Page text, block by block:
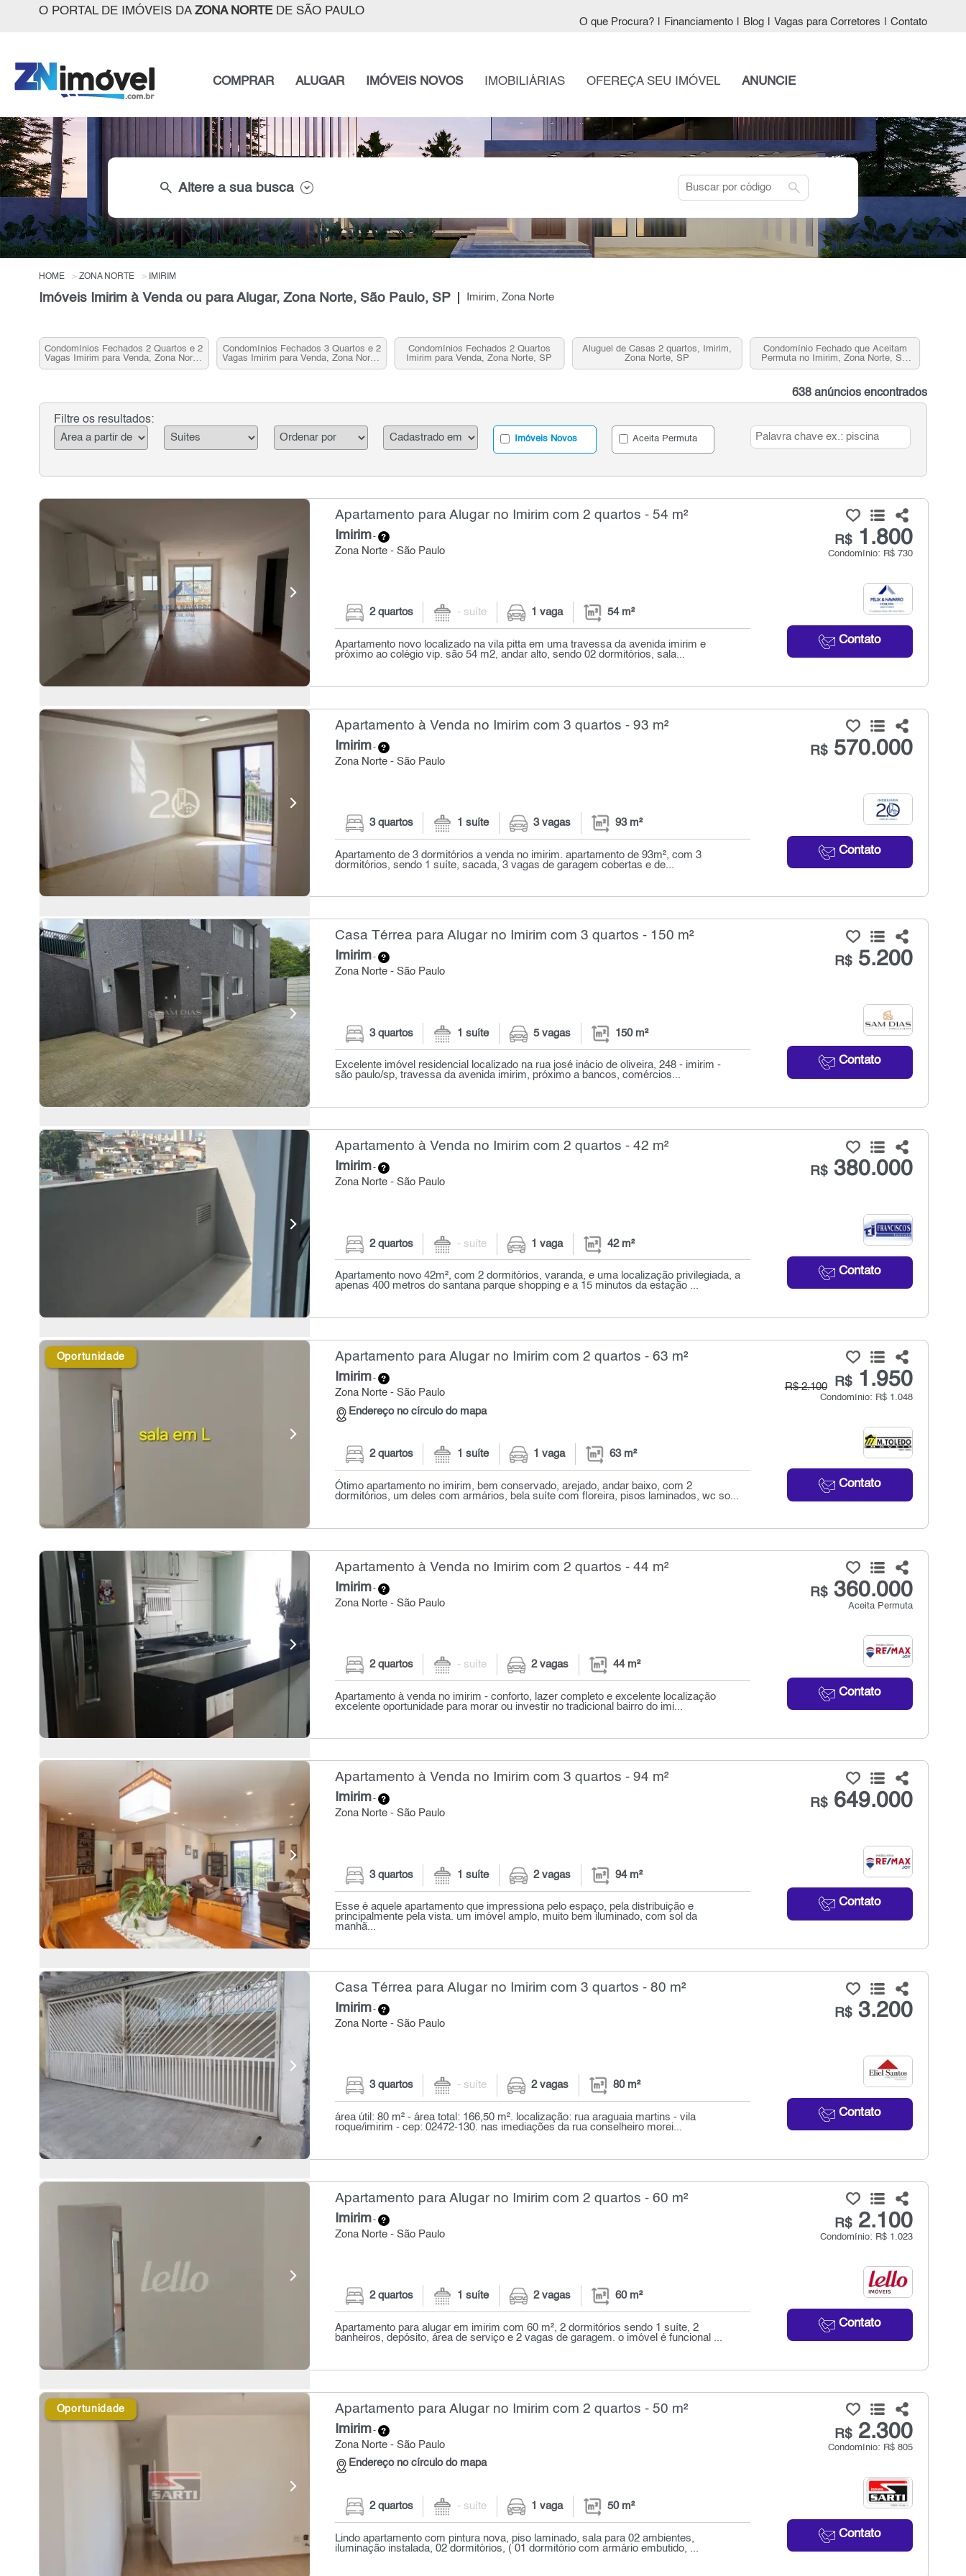
O PORTAL DE IMÓVEIS DA ZONA NORTEDE SÃO PAULO
O que Procura? Financiamento Blog Vagas para Corretores Contato
COMPRAR ALUGAR IMÓVEIS NOVOS IMOBILIÁRIAS OFEREÇA SEU IMÓVEL ANUNCIE
search Altere a sua busca search
HOME ZONA NORTE IMIRIM
Imóveis Imirim à Venda ou para Alugar, Zona Norte, São Paulo, SP Imirim, Zona Norte
Condomínios Fechados 2 Quartos e 2
Vagas Imirim para Venda, Zona Norte,
SP
Condomínios Fechados 3 Quartos e 2
Vagas Imirim para Venda, Zona Norte,
SP
Condomínios Fechados 2 Quartos
Imirim para Venda, Zona Norte, SP
Aluguel de Casas 2 quartos, Imirim,
Zona Norte, SP
Condomínio Fechado que Aceitam
Permuta no Imirim, Zona Norte, SP
para Venda
638 anúncios encontrados
Filtre os resultados:
Imóveis Novos Aceita Permuta
Apartamento para Alugar no Imirim com 2 quartos - 54 m²
Imirim-
Zona Norte - São Paulo
R$1.800
Condomínio: R$ 730
Contato
2 quartos - suíte 1 vaga 54 m²
Apartamento novo localizado na vila pitta em uma travessa da avenida imirim e
próximo ao colégio vip. são 54 m2, andar alto, sendo 02 dormitórios, sala...
Apartamento à Venda no Imirim com 3 quartos - 93 m²
Imirim-
Zona Norte - São Paulo
R$570.000
Contato
3 quartos 1 suíte 3 vagas 93 m²
Apartamento de 3 dormitórios a venda no imirim. apartamento de 93m², com 3
dormitórios, sendo 1 suíte, sacada, 3 vagas de garagem cobertas e de...
Casa Térrea para Alugar no Imirim com 3 quartos - 150 m²
Imirim-
Zona Norte - São Paulo
R$5.200
Contato
3 quartos 1 suíte 5 vagas 150 m²
Excelente imóvel residencial localizado na rua josé inácio de oliveira, 248 - imirim -
são paulo/sp, travessa da avenida imirim, próximo a bancos, comércios...
Apartamento à Venda no Imirim com 2 quartos - 42 m²
Imirim-
Zona Norte - São Paulo
R$380.000
Contato
2 quartos - suíte 1 vaga 42 m²
Apartamento novo 42m², com 2 dormitórios, varanda, e uma localização privilegiada, a
apenas 400 metros do santana parque shopping e a 15 minutos da estação ...
Oportunidade Apartamento para Alugar no Imirim com 2 quartos - 63 m²
Imirim-
Zona Norte - São Paulo
Endereço no círculo do mapa
R$1.950
R$ 2.100
Condomínio: R$ 1.048
Contato
2 quartos 1 suíte 1 vaga 63 m²
Ótimo apartamento no imirim, bem conservado, arejado, andar baixo, com 2
dormitórios, um deles com armários, bela suíte com floreira, pisos laminados, wc so...
Apartamento à Venda no Imirim com 2 quartos - 44 m²
Imirim-
Zona Norte - São Paulo
R$360.000
Aceita Permuta
Contato
2 quartos - suíte 2 vagas 44 m²
Apartamento à venda no imirim - conforto, lazer completo e excelente localização
excelente oportunidade para morar ou investir no tradicional bairro do imi...
Apartamento à Venda no Imirim com 3 quartos - 94 m²
Imirim-
Zona Norte - São Paulo
R$649.000
Contato
3 quartos 1 suíte 2 vagas 94 m²
Esse é aquele apartamento que impressiona pelo espaço, pela distribuição e
principalmente pela vista. um imóvel amplo, muito bem iluminado, com sol da
manhã...
Casa Térrea para Alugar no Imirim com 3 quartos - 80 m²
Imirim-
Zona Norte - São Paulo
R$3.200
Contato
3 quartos - suíte 2 vagas 80 m²
área útil: 80 m² - área total: 166,50 m². localização: rua araguaia martins - vila
roque/imirim - cep: 02472-130. nas imediações da rua conselheiro morei...
Apartamento para Alugar no Imirim com 2 quartos - 60 m²
Imirim-
Zona Norte - São Paulo
R$2.100
Condomínio: R$ 1.023
Contato
2 quartos 1 suíte 2 vagas 60 m²
Apartamento para alugar em imirim com 60 m², 2 dormitórios sendo 1 suíte, 2
banheiros, depósito, área de serviço e 2 vagas de garagem. o imóvel é funcional ...
Oportunidade Apartamento para Alugar no Imirim com 2 quartos - 50 m²
Imirim-
Zona Norte - São Paulo
Endereço no círculo do mapa
R$2.300
Condomínio: R$ 805
Contato
2 quartos - suíte 1 vaga 50 m²
Lindo apartamento com pintura nova, piso laminado, sala para 02 ambientes,
iluminação instalada, 02 dormitórios, ( 01 dormitório com armário embutido, ...